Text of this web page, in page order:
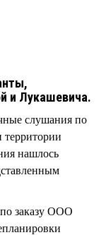
и Лукашевича.
слушания по
территории
нашлось
заказу ООО